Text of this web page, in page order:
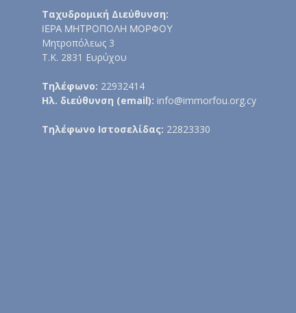
Ταχυδρομική Διεύθυνση:
ΙΕΡΑ ΜΗΤΡΟΠΟΛΗ ΜΟΡΦΟΥ
Μητροπόλεως 3
Τ.Κ. 2831 Ευρύχου
Τηλέφωνο: 22932414
Ηλ. διεύθυνση (email): info@immorfou.org.cy
Τηλέφωνο Ιστοσελίδας: 22823330